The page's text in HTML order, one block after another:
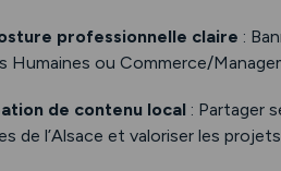
professionnelle claire :
Humaines ou Commerce/
de contenu local : Partager
de l’Alsace et valoriser les